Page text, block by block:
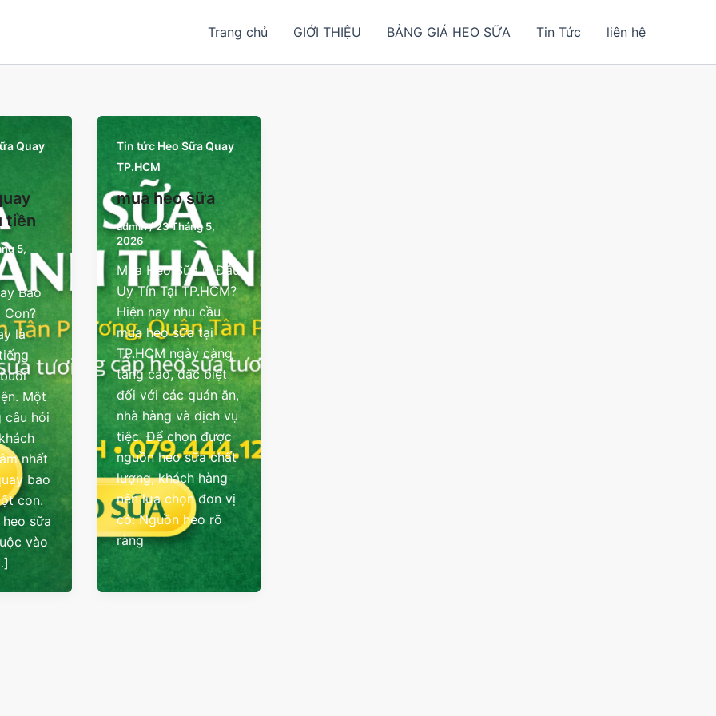
Trang chủ GIỚI THIỆU BẢNG GIÁ HEO SỮA Tin Tức liên hệ
Quay
tiền
5,
Bao
Con?
là
Một
câu hỏi
nhất
bao
con.
sữa
vào
Tin tức Heo Sữa Quay
TP.HCM
mua heo sữa
admin/23 Tháng 5,
2026
Mua Heo Sữa Ở Đâu
Uy Tín Tại TP.HCM?
Hiện nay nhu cầu
mua heo sữa tại
TP.HCM ngày càng
tăng cao, đặc biệt
đối với các quán ăn,
nhà hàng và dịch vụ
tiệc. Để chọn được
nguồn heo sữa chất
lượng, khách hàng
nên lựa chọn đơn vị
có: Nguồn heo rõ
ràng